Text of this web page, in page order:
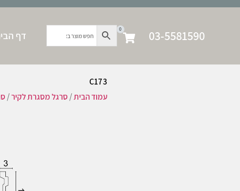
03-5581590
0
דף
C173
עמוד הבית/ סרגל מסגרת לקיר/